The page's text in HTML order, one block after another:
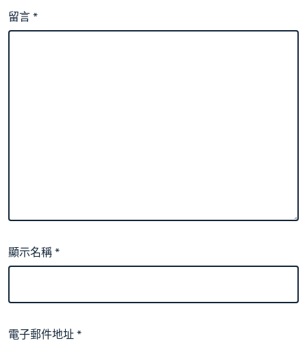
留言*
顯示名稱*
電子郵件地址*